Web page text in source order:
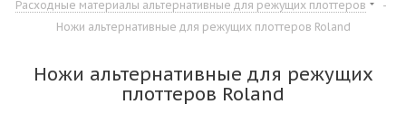
Расходные материалы альтернативные для режущих плоттеров
-
Ножи альтернативные для режущих плоттеров Roland
Ножи альтернативные для режущих
плоттеров Roland